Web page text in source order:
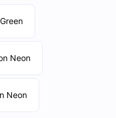
Neon
Neon